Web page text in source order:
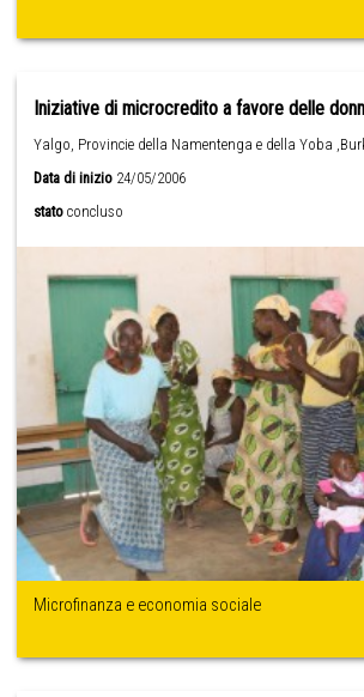
Iniziative di microcredito a favore delle
Yalgo,
Data di inizio 24/05/2006
stato concluso
Microfinanza e economia sociale